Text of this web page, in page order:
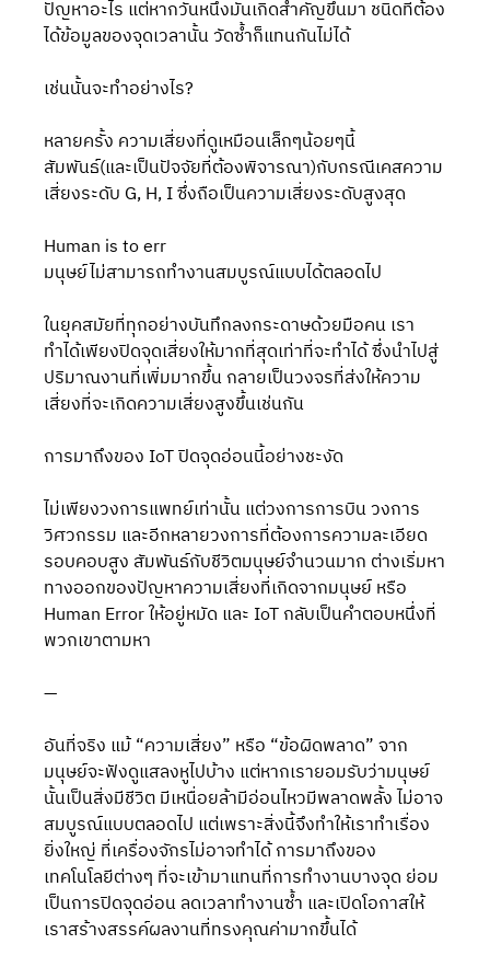
ปัญหาอะไร แต่หากวันหนึ่งมันเกิดสำคัญขึ้นมา ชนิดที่ต้อง
ได้ข้อมูลของจุดเวลานั้น วัดซ้ำก็แทนกันไม่ได้
เช่นนั้นจะทำอย่างไร?
หลายครั้ง ความเสี่ยงที่ดูเหมือนเล็กๆน้อยๆนี้
สัมพันธ์(และเป็นปัจจัยที่ต้องพิจารณา)กับกรณีเคสความ
เสี่ยงระดับ G, H, I ซึ่งถือเป็นความเสี่ยงระดับสูงสุด
Human is to err
มนุษย์ไม่สามารถทำงานสมบูรณ์แบบได้ตลอดไป
ในยุคสมัยที่ทุกอย่างบันทึกลงกระดาษด้วยมือคน เรา
ทำได้เพียงปิดจุดเสี่ยงให้มากที่สุดเท่าที่จะทำได้ ซึ่งนำไปสู่
ปริมาณงานที่เพิ่มมากขึ้น กลายเป็นวงจรที่ส่งให้ความ
เสี่ยงที่จะเกิดความเสี่ยงสูงขึ้นเช่นกัน
การมาถึงของ IoT ปิดจุดอ่อนนี้อย่างชะงัด
ไม่เพียงวงการแพทย์เท่านั้น แต่วงการการบิน วงการ
วิศวกรรม และอีกหลายวงการที่ต้องการความละเอียด
รอบคอบสูง สัมพันธ์กับชีวิตมนุษย์จำนวนมาก ต่างเริ่มหา
ทางออกของปัญหาความเสี่ยงที่เกิดจากมนุษย์ หรือ
Human Error ให้อยู่หมัด และ IoT กลับเป็นคำตอบหนึ่งที่
พวกเขาตามหา
—
อันที่จริง แม้ “ความเสี่ยง” หรือ “ข้อผิดพลาด” จาก
มนุษย์จะฟังดูแสลงหูไปบ้าง แต่หากเรายอมรับว่ามนุษย์
นั้นเป็นสิ่งมีชีวิต มีเหนื่อยล้ามีอ่อนไหวมีพลาดพลั้ง ไม่อาจ
สมบูรณ์แบบตลอดไป แต่เพราะสิ่งนี้จึงทำให้เราทำเรื่อง
ยิ่งใหญ่ ที่เครื่องจักรไม่อาจทำได้ การมาถึงของ
เทคโนโลยีต่างๆ ที่จะเข้ามาแทนที่การทำงานบางจุด ย่อม
เป็นการปิดจุดอ่อน ลดเวลาทำงานซ้ำ และเปิดโอกาสให้
เราสร้างสรรค์ผลงานที่ทรงคุณค่ามากขึ้นได้